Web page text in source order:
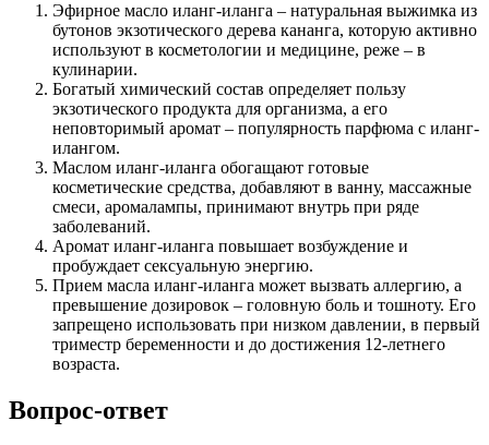
Эфирное масло иланг-иланга – натуральная выжимка из
бутонов экзотического дерева кананга, которую активно
используют в косметологии и медицине, реже – в
кулинарии.
Богатый химический состав определяет пользу
экзотического продукта для организма, а его
неповторимый аромат – популярность парфюма с иланг-
илангом.
Маслом иланг-иланга обогащают готовые
косметические средства, добавляют в ванну, массажные
смеси, аромалампы, принимают внутрь при ряде
заболеваний.
Аромат иланг-иланга повышает возбуждение и
пробуждает сексуальную энергию.
Прием масла иланг-иланга может вызвать аллергию, а
превышение дозировок – головную боль и тошноту. Его
запрещено использовать при низком давлении, в первый
триместр беременности и до достижения 12-летнего
возраста.
Вопрос-ответ